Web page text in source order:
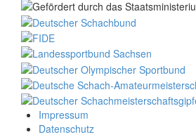
Impressum
Datenschutz